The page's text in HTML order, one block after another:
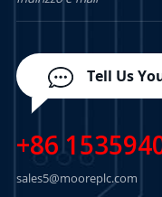
Tell Us
+86
sales5@mooreplc.com